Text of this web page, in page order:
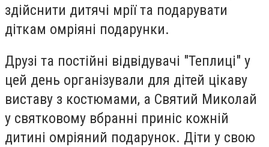
здійснити дитячі мрії та подарувати
діткам омріяні подарунки.
Друзі та постійні відвідувачі "Теплиці" у
цей день організували для дітей цікаву
виставу з костюмами, а Святий Миколай
у святковому вбранні приніс кожній
дитині омріяний подарунок. Діти у свою